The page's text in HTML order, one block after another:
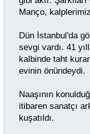
Manço,
Dün İstanbul'da
sevgi vardı. 41
kalbinde taht
evinin önündeydi.
Naaşının
itibaren sanatçı
kuşatıldı.